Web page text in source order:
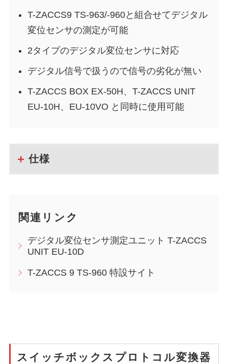
T-ZACCS9 TS-963/-960と組合せてデジタル
変位センサの測定が可能
2タイプのデジタル変位センサに対応
デジタル信号で扱うので信号の劣化が無い
T-ZACCS BOX EX-50H、T-ZACCS UNIT
EU-10H、EU-10VO と同時に使用可能
仕様
関連リンク
デジタル変位センサ測定ユニット T-ZACCS
UNIT EU-10D
T-ZACCS 9 TS-960 特設サイト
スイッチボックスプロトコル変換器